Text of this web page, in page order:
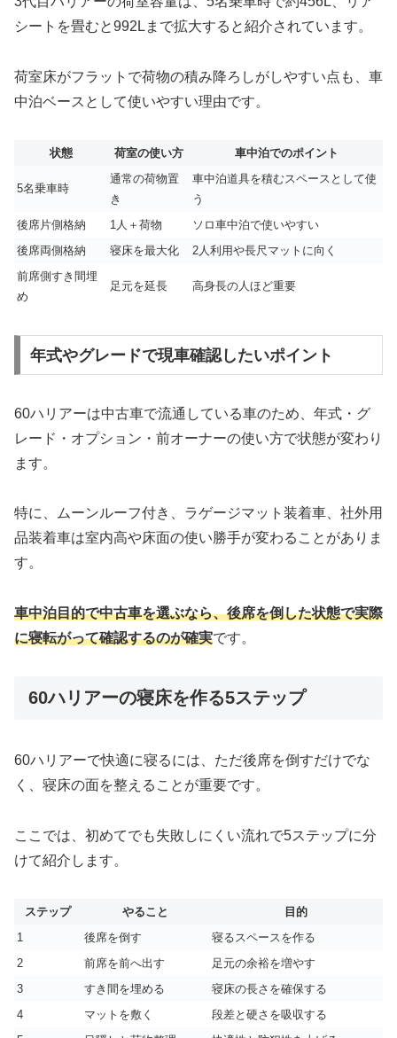
シートを畳むと992Lまで拡大すると紹介されています。
荷室床がフラットで荷物の積み降ろしがしやすい点も、車
中泊ベースとして使いやすい理由です。
状態 荷室の使い方 車中泊でのポイント
5名乗車時
通常の荷物置
き
車中泊道具を積むスペースとして使
う
後席片側格納
1人＋荷物
ソロ車中泊で使いやすい
後席両側格納
寝床を最大化
2人利用や長尺マットに向く
前席側すき間埋
め
足元を延長 高身長の人ほど重要
年式やグレードで現車確認したいポイント
60ハリアーは中古車で流通している車のため、年式・グ
レード・オプション・前オーナーの使い方で状態が変わり
ます。
特に、ムーンルーフ付き、ラゲージマット装着車、社外用
品装着車は室内高や床面の使い勝手が変わることがありま
す。
車中泊目的で中古車を選ぶなら、後席を倒した状態で実際
に寝転がって確認するのが確実です。
60ハリアーの寝床を作る5ステップ
60ハリアーで快適に寝るには、ただ後席を倒すだけでな
く、寝床の面を整えることが重要です。
ここでは、初めてでも失敗しにくい流れで5ステップに分
けて紹介します。
ステップ やること
目的
1
後席を倒す
寝るスペースを作る
2
前席を前へ出す
足元の余裕を増やす
3
すき間を埋める
寝床の長さを確保する
4
マットを敷く
段差と硬さを吸収する